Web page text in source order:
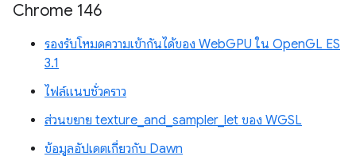
Chrome 146
รองรับโหมดความเข้ากันได้ของ WebGPU ใน OpenGL ES
3.1
ไฟล์แนบชั่วคราว
ส่วนขยาย texture_and_sampler_let ของ WGSL
ข้อมูลอัปเดตเกี่ยวกับ Dawn